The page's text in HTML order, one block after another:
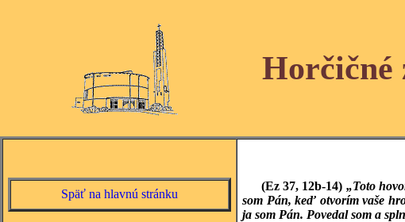
Horčičné
Späť na hlavnú stránku
(Ez 37, 12b-14) „Toto
som Pán, keď otvorím vaše
ja som Pán. Povedal som a